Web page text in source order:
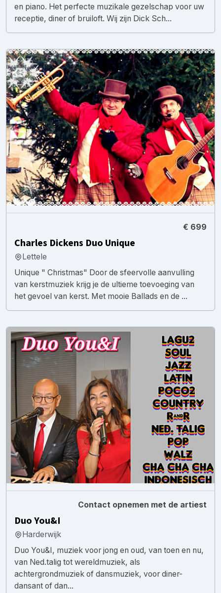
en piano. Het perfecte muzikale gezelschap voor uw
receptie, diner of bruiloft. Wij zijn Dick Sch...
€ 699
Charles Dickens Duo Unique
Lettele
Unique " Christmas" Door de sfeervolle aanvulling
van kerstmuziek krijg je de ultieme toevoeging van
het gevoel van kerst. Met mooie Ballads en de ...
Contact opnemen met de artiest
Duo You&I
Harderwijk
Duo You&I, muziek voor jong en oud, van toen en nu,
van Ned.talig tot wereldmuziek, als
achtergrondmuziek of dansmuziek, voor diner-
dansant of dan...